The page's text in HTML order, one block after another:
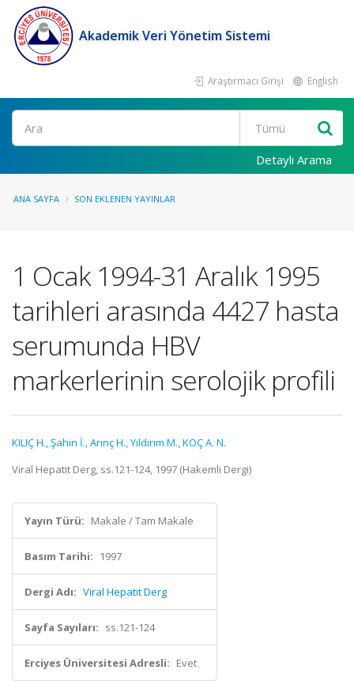
Akademik Veri Yönetim Sistemi
Araştırmacı Girişi English
Ara
Detaylı Arama
ANA SAYFA SON EKLENEN YAYINLAR
1 Ocak 1994-31 Aralık 1995
tarihleri arasında 4427 hasta
serumunda HBV
markerlerinin serolojik profili
KILIÇ H.,Şahin İ.,Arınç H.,Yıldırım M.,KOÇ A. N.
Viral Hepatit Derg, ss.121-124, 1997 (Hakemli Dergi)
Yayın Türü: Makale / Tam Makale
Basım Tarihi: 1997
Dergi Adı: Viral Hepatit Derg
Sayfa Sayıları: ss.121-124
Erciyes Üniversitesi Adresli: Evet